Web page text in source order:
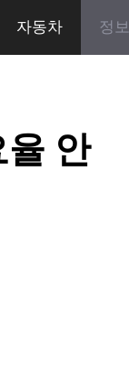
자동차 정보
안